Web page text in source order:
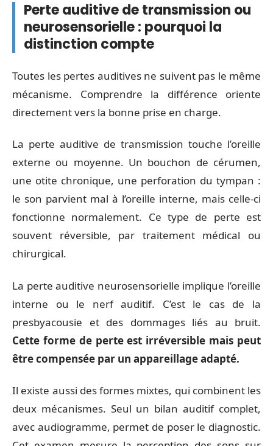
Perte auditive de transmission ou
neurosensorielle : pourquoi la
distinction compte
Toutes les pertes auditives ne suivent pas le même
mécanisme. Comprendre la différence oriente
directement vers la bonne prise en charge.
La perte auditive de transmission touche l’oreille
externe ou moyenne. Un bouchon de cérumen,
une otite chronique, une perforation du tympan :
le son parvient mal à l’oreille interne, mais celle-ci
fonctionne normalement. Ce type de perte est
souvent réversible, par traitement médical ou
chirurgical.
La perte auditive neurosensorielle implique l’oreille
interne ou le nerf auditif. C’est le cas de la
presbyacousie et des dommages liés au bruit.
Cette forme de perte est irréversible mais peut
être compensée par un appareillage adapté.
Il existe aussi des formes mixtes, qui combinent les
deux mécanismes. Seul un bilan auditif complet,
avec audiogramme, permet de poser le diagnostic.